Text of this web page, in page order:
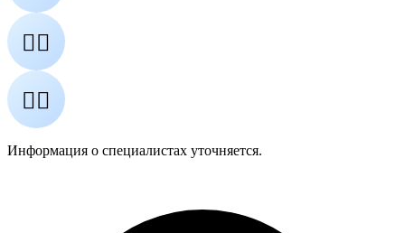
👩‍⚕️
👨‍⚕️
Информация о специалистах уточняется.